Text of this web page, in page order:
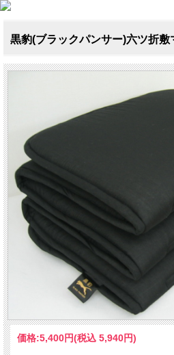
黒豹(ブラックパンサー)六ツ折敷
価格:5,400円(税込 5,940円)